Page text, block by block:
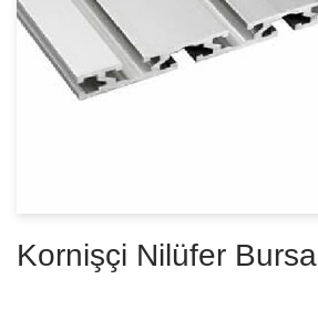
Kornişçi Nilüfer Bursa